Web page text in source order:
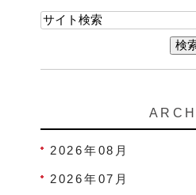
2026年08月
2026年07月